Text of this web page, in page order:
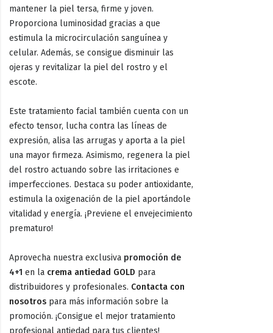
mantener la piel tersa, firme y joven.
Proporciona luminosidad gracias a que
estimula la microcirculación sanguínea y
celular. Además, se consigue disminuir las
ojeras y revitalizar la piel del rostro y el
escote.
Este tratamiento facial también cuenta con un
efecto tensor, lucha contra las líneas de
expresión, alisa las arrugas y aporta a la piel
una mayor firmeza. Asimismo, regenera la piel
del rostro actuando sobre las irritaciones e
imperfecciones. Destaca su poder antioxidante,
estimula la oxigenación de la piel aportándole
vitalidad y energía. ¡Previene el envejecimiento
prematuro!
Aprovecha nuestra exclusiva promoción de
4+1 en la crema antiedad GOLD para
distribuidores y profesionales. Contacta con
nosotros para más información sobre la
promoción. ¡Consigue el mejor tratamiento
profesional antiedad para tus clientes!